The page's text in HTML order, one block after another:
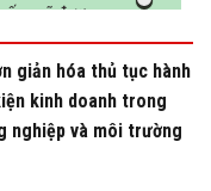
sẽ được
giản hóa thủ tục hành
kinh doanh trong
nghiệp và môi trường